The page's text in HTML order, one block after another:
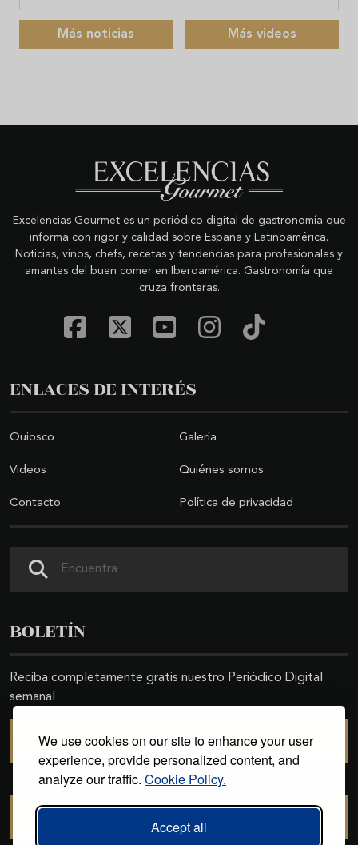
We use cookies on our site to enhance your user
experience, provide personalized content, and
analyze our traffic. Cookie Policy.
Accept all
Más noticias Más videos
Excelencias Gourmet es un periódico digital de gastronomía que
informa con rigor y calidad sobre España y Latinoamérica.
Noticias, vinos, chefs, recetas y tendencias para profesionales y
amantes del buen comer en Iberoamérica. Gastronomía que
cruza fronteras.
ENLACES DE INTERÉS
Quiosco Galería
Videos Quiénes somos
Contacto Política de privacidad
BOLETÍN
Reciba completamente gratis nuestro Periódico Digital
semanal
SUSCRIBIRSE